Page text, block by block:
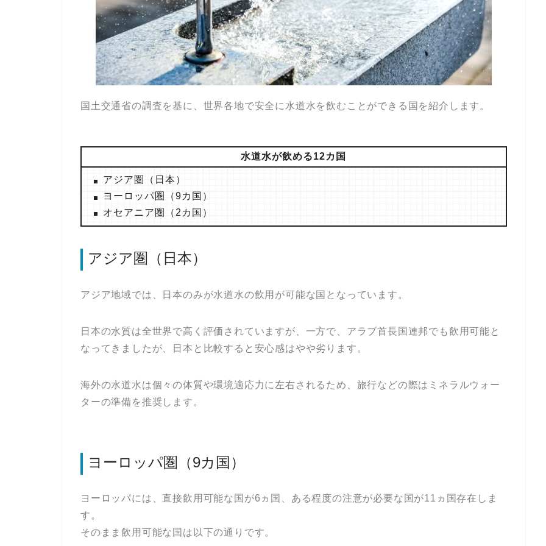
国土交通省の調査を基に、世界各地で安全に水道水を飲むことができる国を紹介します。
水道水が飲める12カ国
アジア圏（日本）
ヨーロッパ圏（9カ国）
オセアニア圏（2カ国）
アジア圏（日本）
アジア地域では、日本のみが水道水の飲用が可能な国となっています。
日本の水質は全世界で高く評価されていますが、一方で、アラブ首長国連邦でも飲用可能と
なってきましたが、日本と比較すると安心感はやや劣ります。
海外の水道水は個々の体質や環境適応力に左右されるため、旅行などの際はミネラルウォー
ターの準備を推奨します。
ヨーロッパ圏（9カ国）
ヨーロッパには、直接飲用可能な国が6ヵ国、ある程度の注意が必要な国が11ヵ国存在しま
す。
そのまま飲用可能な国は以下の通りです。